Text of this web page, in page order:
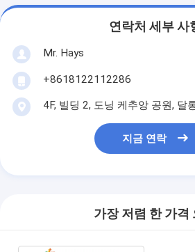
연락처 세부 사
Mr. Hays
+8618122112286
4F, 빌딩 2, 도닝 케추앙 공원, 달
지금 연락
가장 저렴 한 가격